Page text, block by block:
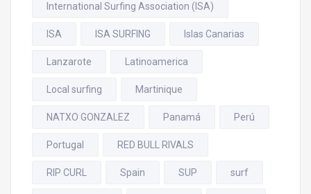
International Surfing Association (ISA)
ISA ISA SURFING Islas Canarias
Lanzarote Latinoamerica
Local surfing Martinique
NATXO GONZALEZ Panamá Perú
Portugal RED BULL RIVALS
RIP CURL Spain SUP surf